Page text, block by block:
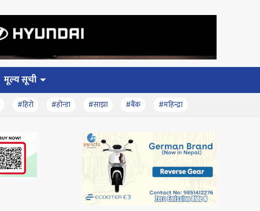
मूल्य सूची
#हिरो #होन्डा #साझा #बैंक #महिन्द्रा